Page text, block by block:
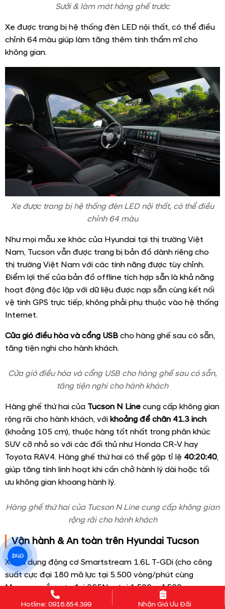
Sưởi & làm mát hàng ghế trước
Xe được trang bị hệ thống đèn LED nội thất, có thể điều
chỉnh 64 màu giúp làm tăng thêm tính thẩm mĩ cho
không gian.
Xe được trang bị hệ thống đèn LED nội thất, có thể điều
chỉnh 64 màu
Như mọi mẫu xe khác của Hyundai tại thị trường Việt
Nam, Tucson vẫn được trang bị bản đồ dành riêng cho
thị trường Việt Nam với các tính năng được tùy chỉnh.
Điểm lợi thế của bản đồ offline tích hợp sẵn là khả năng
hoạt động độc lập với dữ liệu được nạp sẵn cùng kết nối
vệ tinh GPS trực tiếp, không phải phụ thuộc vào hệ thống
Internet.
Cửa gió điều hòa và cổng USB cho hàng ghế sau có sẵn,
tăng tiện nghi cho hành khách.
Cửa gió điều hòa và cổng USB cho hàng ghế sau có sẵn,
Hàng ghế thứ hai của Tucson N Line
rộng rãi cho hành khách, vớikhoảng để chân 41.3 inch
(khoảng 105 cm), thuộc hàng tốt nhất trong phân khúc
SUV cỡ nhỏ so với các đối thủ như Honda CR-V hay
Toyota RAV4. Hàng ghế thứ hai có thể gập tỉ lệ 40:20:40
ZALO
Hotline: 0916.854.399 Nhận Giá Ưu Đãi